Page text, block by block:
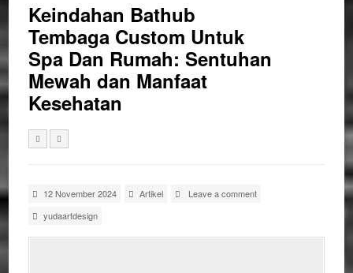
Keindahan Bathub
Tembaga Custom Untuk
Spa Dan Rumah: Sentuhan
Mewah dan Manfaat
Kesehatan
12 November 2024 Artikel
Leave a comment
yudaartdesign